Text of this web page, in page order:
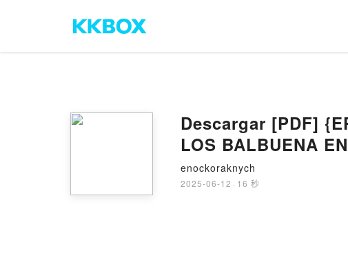
Descargar [PDF]
LOS BALBUENA
enockoraknych
2025-06-12 · 16 秒